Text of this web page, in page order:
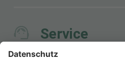
Service